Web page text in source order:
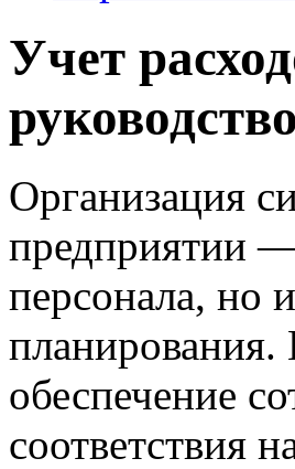
Учет
Организация
предприятии —
персонала, но
планирования.
обеспечение
соответствия